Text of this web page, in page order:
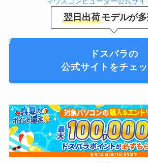
翌日出荷モデルが多
ドスパラの
公式サイトをチェッ